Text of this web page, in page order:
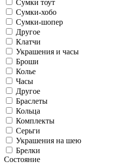
Сумки тоут
Сумки-хобо
Сумки-шопер
Другое
Клатчи
Украшения и часы
Броши
Колье
Часы
Другое
Браслеты
Кольца
Комплекты
Серьги
Украшения на шею
Брелки
Состояние